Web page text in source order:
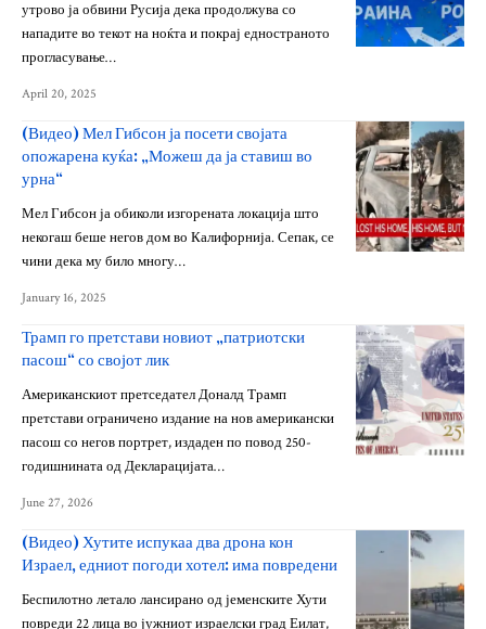
утрово ја обвини Русија дека продолжува со
нападите во текот на ноќта и покрај едностраното
прогласување…
April 20, 2025
(Видео) Мел Гибсон ја посети својата
опожарена куќа: „Можеш да ја ставиш во
урна“
Мел Гибсон ја обиколи изгорената локација што
некогаш беше негов дом во Калифорнија. Сепак, се
чини дека му било многу…
January 16, 2025
Трамп го претстави новиот „патриотски
пасош“ со својот лик
Американскиот претседател Доналд Трамп
претстави ограничено издание на нов американски
пасош со негов портрет, издаден по повод 250-
годишнината од Декларацијата…
June 27, 2026
(Видео) Хутите испукаа два дрона кон
Израел, едниот погоди хотел: има повредени
Беспилотно летало лансирано од јеменските Хути
повреди 22 лица во јужниот израелски град Еилат,